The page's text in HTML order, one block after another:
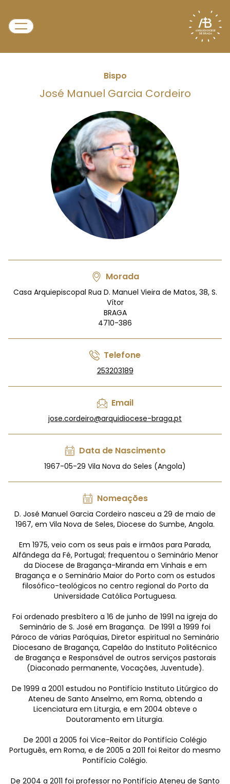
Bispo
José Manuel Garcia Cordeiro
Morada
Casa Arquiepiscopal Rua D. Manuel Vieira de Matos, 38, S.
Vítor
BRAGA
4710-386
Telefone
253203189
Email
jose.cordeiro@arquidiocese-braga.pt
Data de Nascimento
1967-05-29 Vila Nova do Seles (Angola)
Nomeações
D. José Manuel Garcia Cordeiro nasceu a 29 de maio de
1967, em Vila Nova de Seles, Diocese do Sumbe, Angola.
Em 1975, veio com os seus pais e irmãos para Parada,
Alfândega da Fé, Portugal; frequentou o Seminário Menor
da Diocese de Bragança-Miranda em Vinhais e em
Bragança e o Seminário Maior do Porto com os estudos
filosófico-teológicos no centro regional do Porto da
Universidade Católica Portuguesa.
Foi ordenado presbítero a 16 de junho de 1991 na igreja do
Seminário de S. José em Bragança. De 1991 a 1999 foi
Pároco de várias Paróquias, Diretor espiritual no Seminário
Diocesano de Bragança, Capelão do Instituto Politécnico
de Bragança e Responsável de outros serviços pastorais
(Diaconado permanente, Vocações, Juventude).
De 1999 a 2001 estudou no Pontifício Instituto Litúrgico do
Ateneu de Santo Anselmo, em Roma, obtendo a
Licenciatura em Liturgia, e em 2004 obteve o
Doutoramento em Liturgia.
De 2001 a 2005 foi Vice-Reitor do Pontifício Colégio
Português, em Roma, e de 2005 a 2011 foi Reitor do mesmo
Pontifício Colégio.
De 2004 a 2011 foi professor no Pontifício Ateneu de Santo